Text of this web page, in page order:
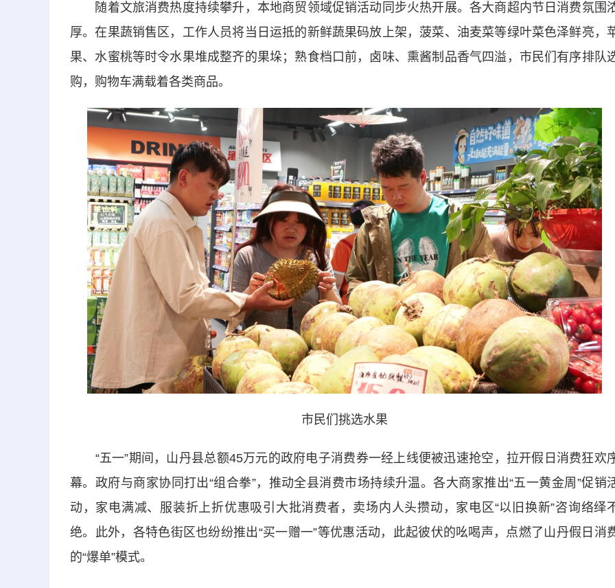
随着文旅消费热度持续攀升，本地商贸领域促销活动同步火热开展。各大商超内节日消费氛围
厚。在果蔬销售区，工作人员将当日运抵的新鲜蔬果码放上架，菠菜、油麦菜等绿叶菜色泽鲜亮，
果、水蜜桃等时令水果堆成整齐的果垛；熟食档口前，卤味、熏酱制品香气四溢，市民们有序排队
购，购物车满载着各类商品。​
市民们挑选水果
“五一”期间，山丹县总额45万元的政府电子消费券一经上线便被迅速抢空，拉开假日消费狂欢
幕。政府与商家协同打出“组合拳”，推动全县消费市场持续升温。各大商家推出“五一黄金周”促销
动，家电满减、服装折上折优惠吸引大批消费者，卖场内人头攒动，家电区“以旧换新”咨询络绎
绝。此外，各特色街区也纷纷推出“买一赠一”等优惠活动，此起彼伏的吆喝声，点燃了山丹假日消
的“爆单”模式。​